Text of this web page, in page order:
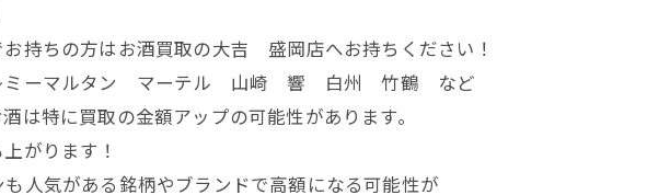
持ちの方はお酒買取の大吉 盛岡店へお持ちください！
ミーマルタン マーテル 山崎 響 白州 竹鶴 など
は特に買取の金額アップの可能性があります。
がります！
人気がある銘柄やブランドで高額になる可能性が